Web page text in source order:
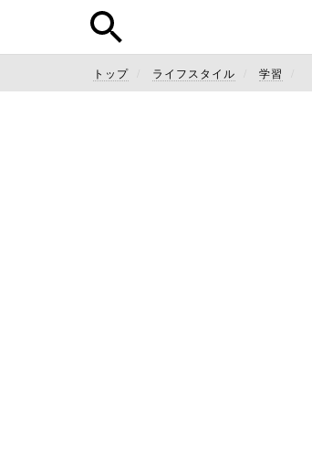
トップ ライフスタイル 学習